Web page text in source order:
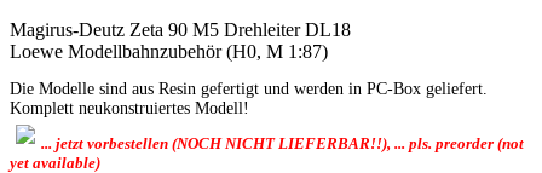
Magirus-Deutz Zeta 90 M5 Drehleiter DL18
Loewe Modellbahnzubehör (H0, M 1:87)
Die Modelle sind aus Resin gefertigt und werden in PC-Box geliefert.
Komplett neukonstruiertes Modell!
... jetzt vorbestellen (NOCH NICHT LIEFERBAR!!), ... pls. preorder (not
yet available)